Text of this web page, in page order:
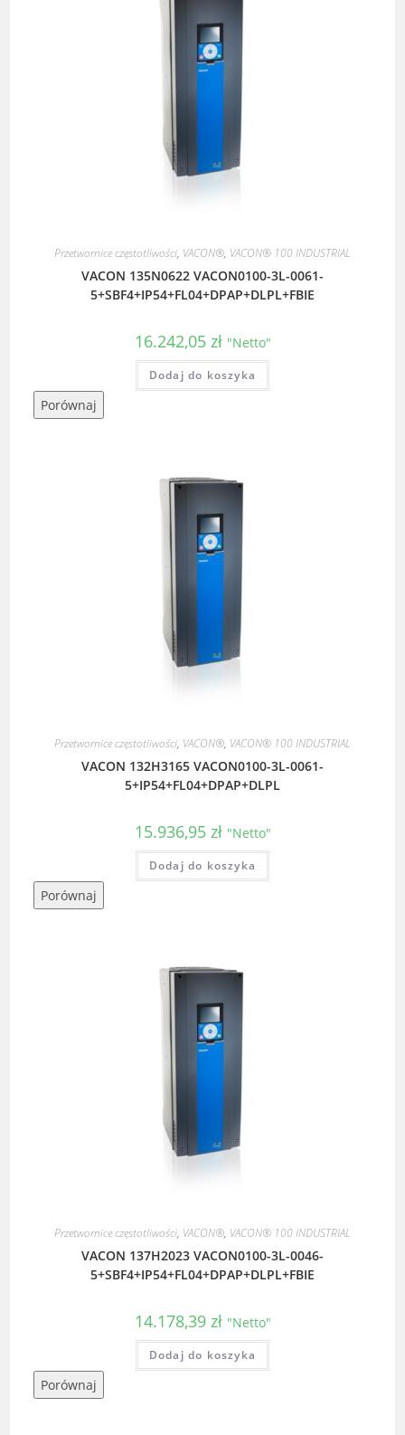
Przetwornice częstotliwości, VACON®, VACON® 100 INDUSTRIAL
VACON 135N0622 VACON0100-3L-0061-
5+SBF4+IP54+FL04+DPAP+DLPL+FBIE
16.242,05 zł "Netto"
Dodaj do koszyka
Porównaj
Przetwornice częstotliwości, VACON®, VACON® 100 INDUSTRIAL
VACON 132H3165 VACON0100-3L-0061-
5+IP54+FL04+DPAP+DLPL
15.936,95 zł "Netto"
Dodaj do koszyka
Porównaj
Przetwornice częstotliwości, VACON®, VACON® 100 INDUSTRIAL
VACON 137H2023 VACON0100-3L-0046-
5+SBF4+IP54+FL04+DPAP+DLPL+FBIE
14.178,39 zł "Netto"
Dodaj do koszyka
Porównaj